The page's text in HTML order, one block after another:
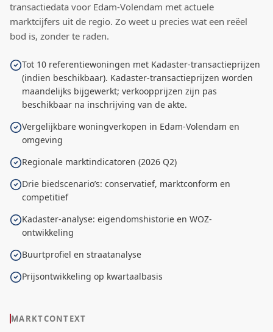
transactiedata voor Edam-Volendam met actuele
marktcijfers uit de regio. Zo weet u precies wat een reëel
bod is, zonder te raden.
Tot 10 referentiewoningen met Kadaster-transactieprijzen
(indien beschikbaar). Kadaster-transactieprijzen worden
maandelijks bijgewerkt; verkoopprijzen zijn pas
beschikbaar na inschrijving van de akte.
Vergelijkbare woningverkopen in Edam-Volendam en
omgeving
Regionale marktindicatoren (2026 Q2)
Drie biedscenario’s: conservatief, marktconform en
competitief
Kadaster-analyse: eigendomshistorie en WOZ-
ontwikkeling
Buurtprofiel en straatanalyse
Prijsontwikkeling op kwartaalbasis
MARKTCONTEXT